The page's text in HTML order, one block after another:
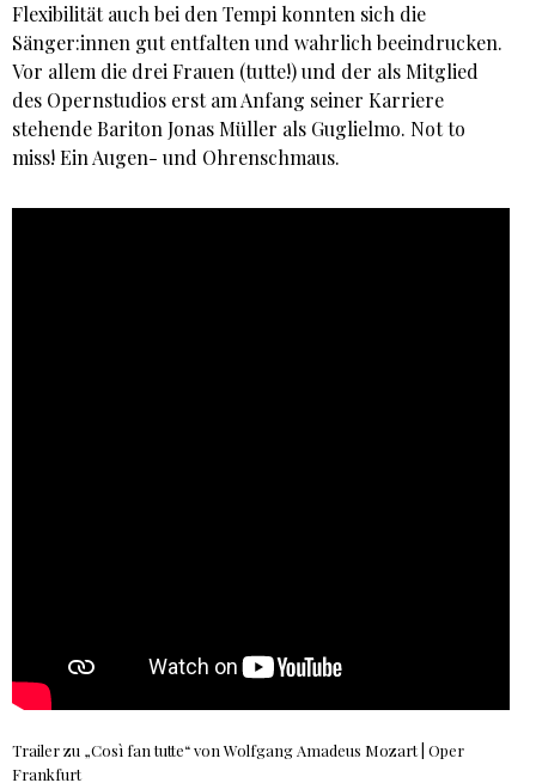
Flexibilität auch bei den Tempi konnten sich die
Sänger:innen gut entfalten und wahrlich beeindrucken.
Vor allem die drei Frauen (tutte!) und der als Mitglied
des Opernstudios erst am Anfang seiner Karriere
stehende Bariton Jonas Müller als Guglielmo. Not to
miss! Ein Augen- und Ohrenschmaus.
Trailer zu „Così fan tutte“ von Wolfgang Amadeus Mozart | Oper
Frankfurt